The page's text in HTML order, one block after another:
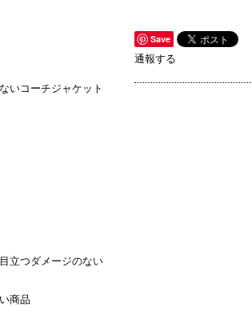
いコーチジャケット
立つダメージのない
商品
Save
通報する